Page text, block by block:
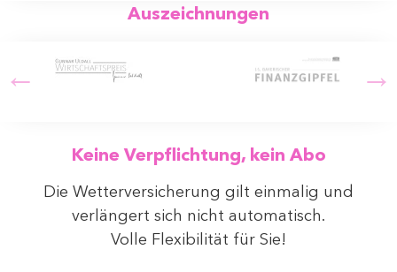
Auszeichnungen
Keine Verpflichtung, kein Abo
Die Wetterversicherung gilt einmalig und
verlängert sich nicht automatisch.
Volle Flexibilität für Sie!